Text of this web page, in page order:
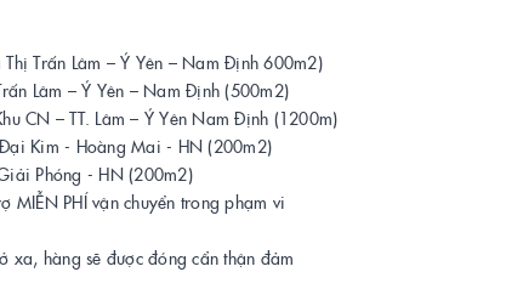
Trấn Lâm – Ý Yên – Nam Định 600m2)
Lâm – Ý Yên – Nam Định (500m2)
CN – TT. Lâm – Ý Yên Nam Định (1200m)
Kim - Hoàng Mai - HN (200m2)
Phóng - HN (200m2)
PHÍ vận chuyển trong phạm vi
xa, hàng sẽ được đóng cẩn thận đảm